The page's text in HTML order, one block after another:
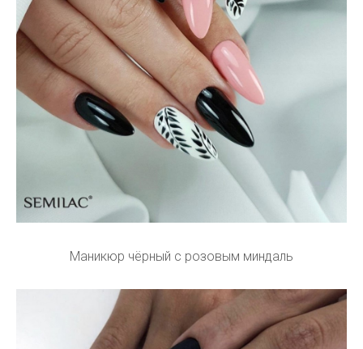
Маникюр чёрный с розовым миндаль